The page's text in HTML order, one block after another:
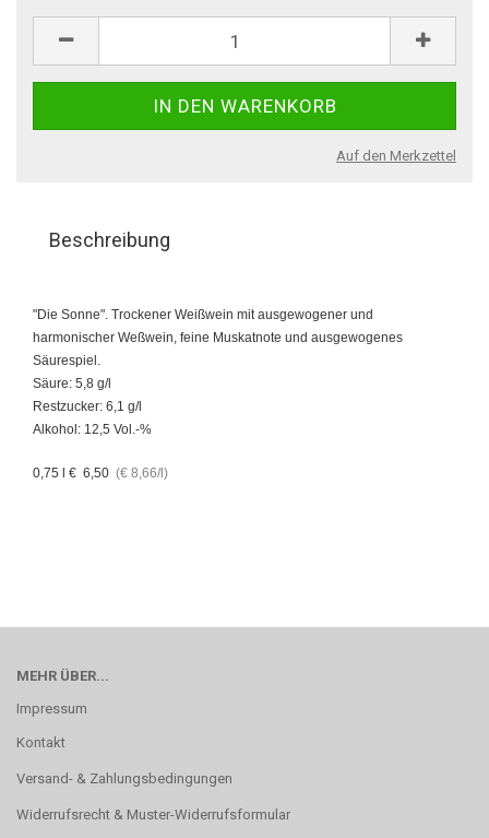
Auf den Merkzettel
Beschreibung
"Die Sonne". Trockener Weißwein mit ausgewogener und
harmonischer Weßwein, feine Muskatnote und ausgewogenes
Säurespiel.
Säure: 5,8 g/l
Restzucker: 6,1 g/l
Alkohol: 12,5 Vol.-%
0,75 l € 6,50 (€ 8,66/l)
MEHR ÜBER...
Impressum
Kontakt
Versand- & Zahlungsbedingungen
Widerrufsrecht & Muster-Widerrufsformular